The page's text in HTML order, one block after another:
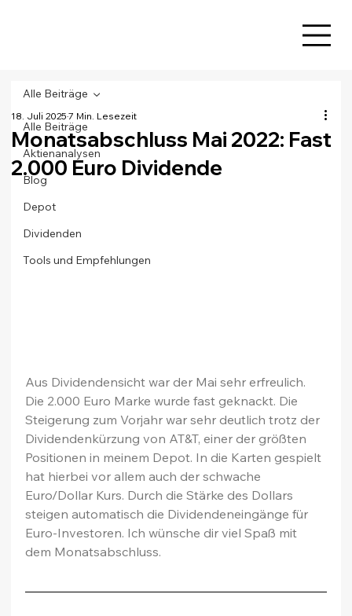
Alle Beiträge
Aktienanalysen
Blog
Depot
Dividenden
Tools und Empfehlungen
Alle Beiträge
Monatsabschluss Mai 2022: Fast
2.000 Euro Dividende
18. Juli 20257 Min. Lesezeit
Aus Dividendensicht war der Mai sehr erfreulich.
Die 2.000 Euro Marke wurde fast geknackt. Die
Steigerung zum Vorjahr war sehr deutlich trotz der
Dividendenkürzung von AT&T, einer der größten
Positionen in meinem Depot. In die Karten gespielt
hat hierbei vor allem auch der schwache
Euro/Dollar Kurs. Durch die Stärke des Dollars
steigen automatisch die Dividendeneingänge für
Euro-Investoren. Ich wünsche dir viel Spaß mit
dem Monatsabschluss.